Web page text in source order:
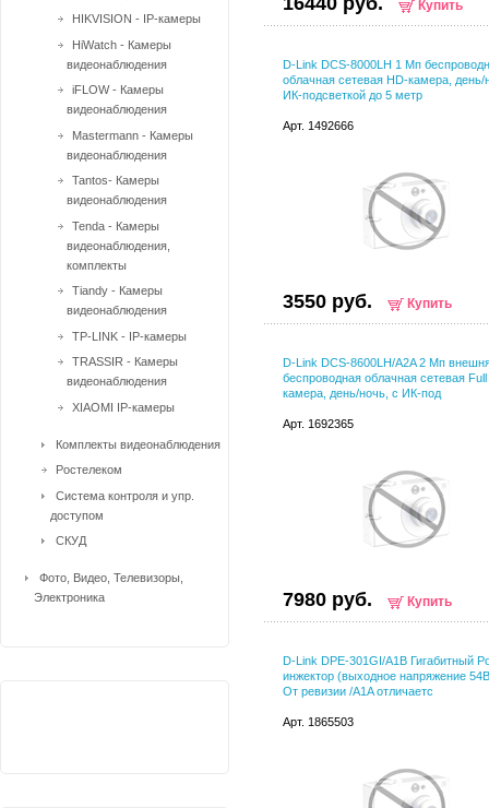
Купить
D-Link DCS-8000LH 1 Мп
облачная сетевая HD-камера, день/
ИК-подсветкой до 5 метр
Арт. 1492666
3550 руб. Купить
D-Link DCS-8600LH/A2A 2 Мп
беспроводная облачная сетевая
камера, день/ночь, с ИК-под
Арт. 1692365
7980 руб. Купить
D-Link DPE-301GI/A1B Гигабитный
инжектор (выходное напряжение
От ревизии /A1A отличаетс
Арт. 1865503
HIKVISION - IP-камеры
HiWatch - Камеры
видеонаблюдения
iFLOW - Камеры
видеонаблюдения
Mastermann - Камеры
видеонаблюдения
Tantos- Камеры
видеонаблюдения
Tenda - Камеры
видеонаблюдения,
комплекты
Tiandy - Камеры
видеонаблюдения
TP-LINK - IP-камеры
TRASSIR - Камеры
видеонаблюдения
XIAOMI IP-камеры
Комплекты видеонаблюдения
Ростелеком
Система контроля и упр.
доступом
СКУД
Фото, Видео, Телевизоры,
Электроника